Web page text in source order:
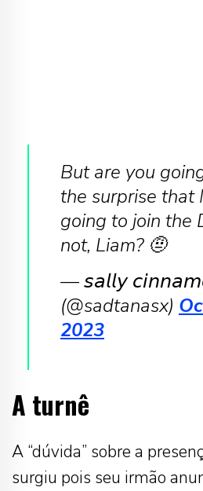
But are you
the surprise that
going to join the
not, Liam? 🤨
— 𝘴𝘢𝘭𝘭𝘺
(@sadtanasx)
2023
A turnê
A “dúvida” sobre a
surgiu pois seu irmão